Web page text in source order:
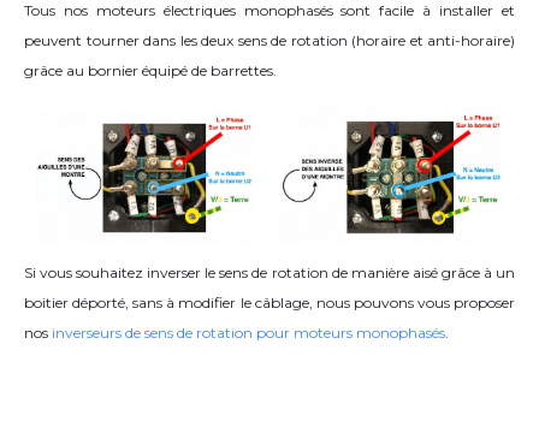
Tous nos moteurs électriques monophasés sont facile à installer et
peuvent tourner dans les deux sens de rotation (horaire et anti-horaire)
grâce au bornier équipé de barrettes.
Si vous souhaitez inverser le sens de rotation de manière aisé grâce à un
boitier déporté, sans à modifier le câblage, nous pouvons vous proposer
nos inverseurs de sens de rotation pour moteurs monophasés.